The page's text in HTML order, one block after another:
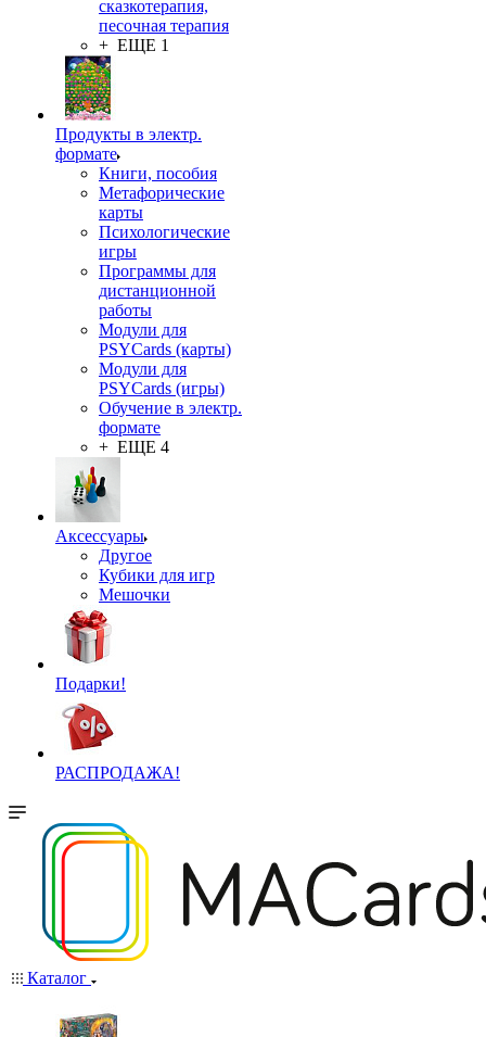
сказкотерапия,
песочная терапия
+ ЕЩЕ 1
Продукты в электр.
формате
Книги, пособия
Метафорические
карты
Психологические
игры
Программы для
дистанционной
работы
Модули для
PSYCards (карты)
Модули для
PSYCards (игры)
Обучение в электр.
формате
+ ЕЩЕ 4
Аксессуары
Другое
Кубики для игр
Мешочки
Подарки!
РАСПРОДАЖА!
Каталог